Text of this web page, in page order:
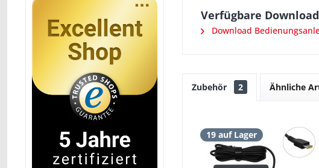
Verfügbare
Download
Zubehör 2 Ähnliche
19 auf Lager